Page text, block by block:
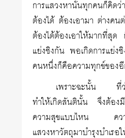
การแสวงหานั้นทุกคนก็คิด
ต้องได้ ต้องเอามา ต่างคน
ต้องได้ต้องเอาให้มากที่สุด
แย่งชิงกัน พอเกิดการแย่ง
คนหนึ่งก็คือความทุกข์ของ
เพราะฉะนั้น ที่ว่
ทำให้เกิดสันตินั้น จึงต้อง
ความสุขแบบไหน ความ
แสวงหาวัตถุมาบำรุงบำเ